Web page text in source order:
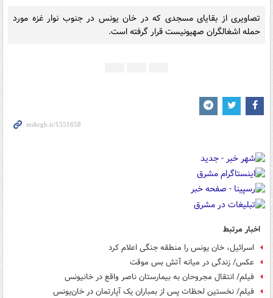
تصاویری از بقایای مسجدی که در خان یونس در جنوب نوار غزه مورد
حمله اشغالگران صهیونیست قرار گرفته است.
اخبار مرتبط
اسرائیل، خان یونس را منطقه جنگی اعلام کرد
عکس/ زندگی در میانه آتش بس موقت
فیلم/ انتقال مجروحان به بیمارستان ناصر واقع در خانیونس
فیلم/ نخستین لحظات پس از بمباران یک آپارتمان در خان‌یونس